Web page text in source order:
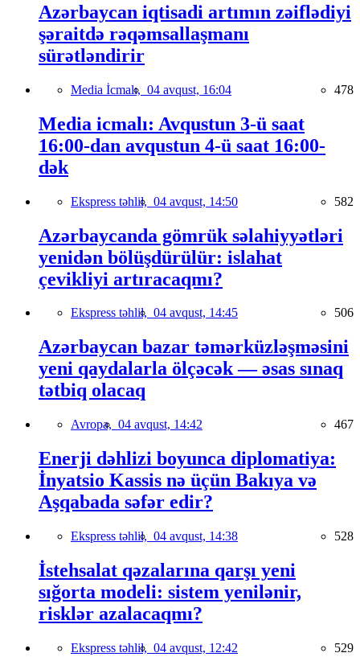
Azərbaycan iqtisadi artımın zəiflədiyi
şəraitdə rəqəmsallaşmanı
sürətləndirir
Media İcmalı, 04 avqust, 16:04 478
Media icmalı: Avqustun 3-ü saat
16:00-dan avqustun 4-ü saat 16:00-
dək
Ekspress təhlil, 04 avqust, 14:50 582
Azərbaycanda gömrük səlahiyyətləri
yenidən bölüşdürülür: islahat
çevikliyi artıracaqmı?
Ekspress təhlil, 04 avqust, 14:45 506
Azərbaycan bazar təmərküzləşməsini
yeni qaydalarla ölçəcək — əsas sınaq
tətbiq olacaq
Avropa, 04 avqust, 14:42 467
Enerji dəhlizi boyunca diplomatiya:
İnyatsio Kassis nə üçün Bakıya və
Aşqabada səfər edir?
Ekspress təhlil, 04 avqust, 14:38 528
İstehsalat qəzalarına qarşı yeni
sığorta modeli: sistem yenilənir,
risklər azalacaqmı?
Ekspress təhlil, 04 avqust, 12:42 529